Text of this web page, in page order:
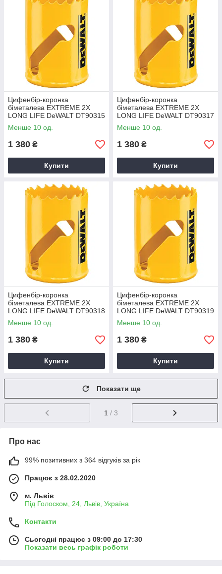
Цифенбір-коронка
біметалева EXTREME 2X
LONG LIFE DeWALT DT90315
Менше 10 од.
1 380 ₴
Купити
Цифенбір-коронка
біметалева EXTREME 2X
LONG LIFE DeWALT DT90317
Менше 10 од.
1 380 ₴
Купити
Цифенбір-коронка
біметалева EXTREME 2X
LONG LIFE DeWALT DT90318
Менше 10 од.
1 380 ₴
Купити
Цифенбір-коронка
біметалева EXTREME 2X
LONG LIFE DeWALT DT90319
Менше 10 од.
1 380 ₴
Купити
Показати ще
1 / 3
Про нас
99% позитивних з 364 відгуків за рік
Працює з 28.02.2020
м. Львів
Під Голоском, 24, Львів, Україна
Контакти
Сьогодні працює з 09:00 до 17:30
Показати весь графік роботи